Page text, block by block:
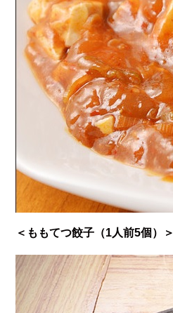
＜ももてつ餃子（1人前5個）＞